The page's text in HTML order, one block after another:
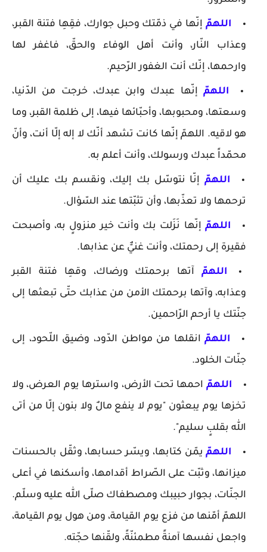
اللهمّ إنّها في ذمّتك وحبل جوارك، فقِهِا فتنة القبر،
وعذاب النّار، وأنت أهل الوفاء والحقّ، فاغفر لها
وارحمها، إنّك أنت الغفور الرّحيم.
اللهمّ إنّها عبدك وابن عبدك، خرجت من الدّنيا،
وسعتها، ومحبوبها، وأحبّائها فيها، إلى ظلمة القبر، وما
هو لاقيه. اللهمّ إنّها كانت تشهد أنّك لا إله إلّا أنت، وأنّ
محمّداً عبدك ورسولك، وأنت أعلم به.
اللهمّ إنّا نتوسّل بك إليك، ونقسم بك عليك أن
ترحمها ولا تعذّبها، وأن تثبّتها عند السّؤال.
اللهمّ إنّها نَزَلت بك وأنت خير منزولٍ به، وأصبحت
فقيرة إلى رحمتك، وأنت غنيٌّ عن عذابها.
اللهمّ آتها برحمتك ورضاك، وقهِا فتنة القبر
وعذابه، وآتها برحمتك الأمن من عذابك حتّى تبعثها إلى
جنّتك يا أرحم الرّاحمين.
اللهمّ انقلها من مواطن الدّود، وضيق اللّحود، إلى
جنّات الخلود.
اللهمّ احمها تحت الأرض، واسترها يوم العرض، ولا
تخزها يوم يبعثون "يوم لا ينفع مالٌ ولا بنون إلّا من أتى
الله بقلبٍ سليم".
اللهمّ يمّن كتابها، ويسّر حسابها، وثقّل بالحسنات
ميزانها، وثبّت على الصّراط أقدامها، وأسكنها في أعلى
الجنّات، بجوار حبيبك ومصطفاك صلّى الله عليه وسلّم.
اللهمّ أمّنها من فزع يوم القيامة، ومن هول يوم القيامة،
واجعل نفسها آمنةً مطمئنّةً، ولقّنها حجّته.